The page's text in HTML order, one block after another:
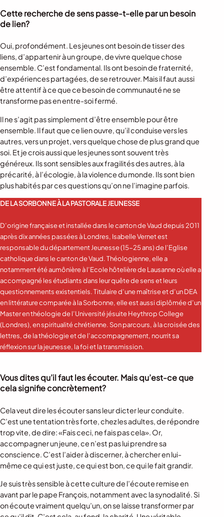
Cette recherche de sens passe-t-elle par un besoin
de lien?
Oui, profondément. Les jeunes ont besoin de tisser des
liens, d’appartenir à un groupe, de vivre quelque chose
ensemble. C’est fondamental. Ils ont besoin de fraternité,
d’expériences partagées, de se retrouver. Mais il faut aussi
être attentif à ce que ce besoin de communauté ne se
transforme pas en entre-soi fermé.
Il ne s’agit pas simplement d’être ensemble pour être
ensemble. Il faut que ce lien ouvre, qu’il conduise vers les
autres, vers un projet, vers quelque chose de plus grand que
soi. Et je crois aussi que les jeunes sont souvent très
généreux. Ils sont sensibles aux fragilités des autres, à la
précarité, à l’écologie, à la violence du monde. Ils sont bien
plus habités par ces questions qu’on ne l’imagine parfois.
DE LA SORBONNE À LA PASTORALE JEUNESSE
D’origine française et installée dans le canton de Vaud depuis 2011
après dix années passées à Londres, Isabelle Vernet est
responsable du département Jeunesse (15-25 ans) de l’Eglise
catholique dans le canton de Vaud. Théologienne, elle a
notamment été aumônière à l’Ecole hôtelière de Lausanne où elle a
accompagné les étudiants dans leur quête de sens et leurs
questionnements existentiels. Titulaire d’une maîtrise et d’un DEA
en littérature comparée à la Sorbonne, elle est aussi diplômée d’un
Master en théologie de l’Université jésuite Heythrop College
(Londres), en spiritualité chrétienne. Son parcours, à la croisée des
lettres, de la théologie et de l’accompagnement, nourrit sa
réflexion sur la jeunesse, la foi et la transmission.
Vous dites qu’il faut les écouter. Mais qu’est-ce que
cela signifie concrètement?
Cela veut dire les écouter sans leur dicter leur conduite.
C’est une tentation très forte, chez les adultes, de répondre
trop vite, de dire: «Fais ceci, ne fais pas cela». Or,
accompagner un jeune, ce n’est pas lui prendre sa
conscience. C’est l’aider à discerner, à chercher en lui-
même ce qui est juste, ce qui est bon, ce qui le fait grandir.
Je suis très sensible à cette culture de l’écoute remise en
avant par le pape François, notamment avec la synodalité. Si
on écoute vraiment quelqu’un, on se laisse transformer par